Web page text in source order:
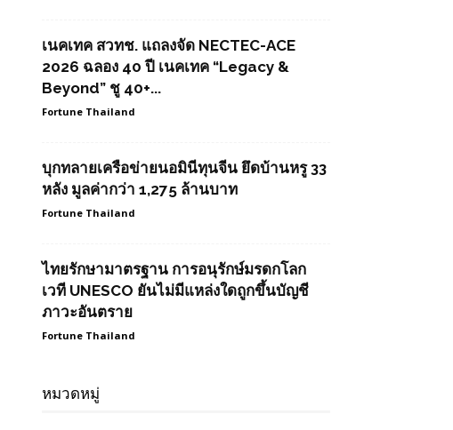
เนคเทค สวทช. แถลงจัด NECTEC-ACE
2026 ฉลอง 40 ปี เนคเทค “Legacy &
Beyond” ชู 40+...
Fortune Thailand
บุกทลายเครือข่ายนอมินีทุนจีน ยึดบ้านหรู 33
หลัง มูลค่ากว่า 1,275 ล้านบาท
Fortune Thailand
ไทยรักษามาตรฐาน การอนุรักษ์มรดกโลก
เวที UNESCO ยันไม่มีแหล่งใดถูกขึ้นบัญชี
ภาวะอันตราย
Fortune Thailand
หมวดหมู่